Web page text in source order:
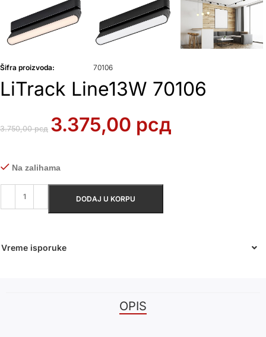
Šifra proizvoda: 70106
LiTrack Line13W 70106
3.750,00рсд 3.375,00 рсд
Na zalihama
DODAJ U KORPU
Vreme isporuke
OPIS